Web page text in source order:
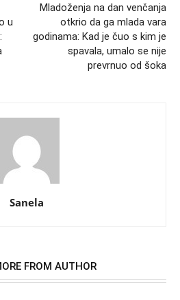
u
Mladoženja na dan venčanja
otkrio da ga mlada vara
godinama: Kad je čuo s kim je
spavala, umalo se nije
prevrnuo od šoka
Sanela
FROM AUTHOR